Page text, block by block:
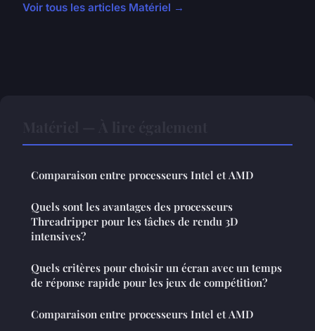
Voir tous les articles Matériel →
Comparaison entre processeurs Intel et AMD
Quels sont les avantages des processeurs
Threadripper pour les tâches de rendu 3D
intensives?
Quels critères pour choisir un écran avec un temps
de réponse rapide pour les jeux de compétition?
Comparaison entre processeurs Intel et AMD